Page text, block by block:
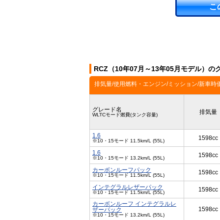
こ
RCZ（10年07月～13年05月モデル）の
排気量/使用燃料・エンジン/ミッション/新車時
グレード名
WLTCモード燃費(タンク容量) 排気量
1.6
※10・15モード 11.5km/L (55L) 1598cc
1.6
※10・15モード 13.2km/L (55L) 1598cc
カーボンルーフパック
※10・15モード 11.5km/L (55L) 1598cc
インテグラルレザーパック
※10・15モード 11.5km/L (55L) 1598cc
カーボンルーフ インテグラルレ
ザーパック
※10・15モード 13.2km/L (55L)
1598cc